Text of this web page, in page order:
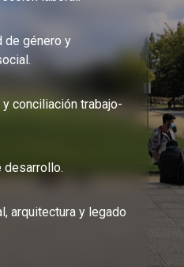
de género y
conciliación trabajo-
desarrollo.
arquitectura y legado